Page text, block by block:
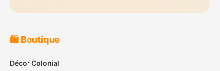
🛍️ Boutique
Décor Colonial